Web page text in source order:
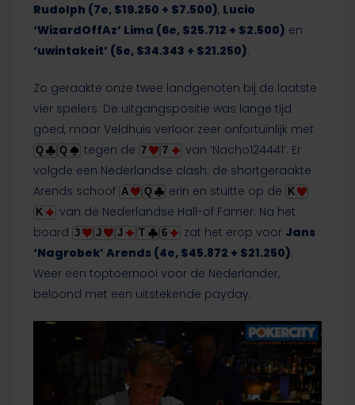
Rudolph (7e, $19.250 + $7.500), Lucio
‘WizardOffAz’ Lima (6e, $25.712 + $2.500) en
‘uwintakeit’ (5e, $34.343 + $21.250).
Zo geraakte onze twee landgenoten bij de laatste
vier spelers. De uitgangspositie was lange tijd
goed, maar Veldhuis verloor zeer onfortuinlijk met
Q Q tegen de 7 7
van ‘Nacho124441’. Er
volgde een Nederlandse clash: de shortgeraakte
Arends schoof A Q erin en stuitte op de
K
K
van de Nederlandse Hall-of Famer. Na het
board 3 J J T 6 zat het erop voor Jans
‘Nagrobek’ Arends (4e, $45.872 + $21.250).
Weer een toptoernooi voor de Nederlander,
beloond met een uitstekende payday.